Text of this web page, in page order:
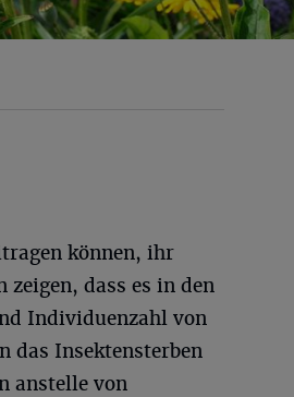
können, ihr
dass es in den
Individuenzahl von
das Insektensterben
anstelle von